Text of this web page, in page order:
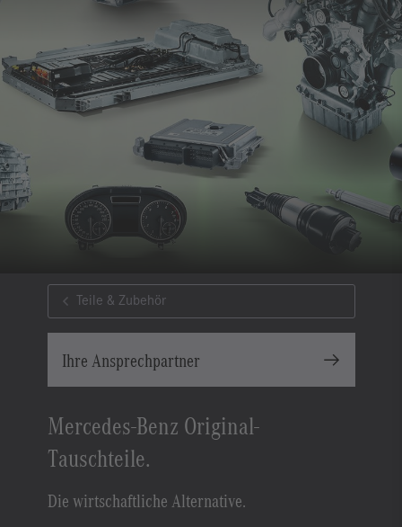
Teile & Zubehör
Ihre Ansprechpartner
Mercedes-Benz Original-
Tauschteile.
Die wirtschaftliche Alternative.